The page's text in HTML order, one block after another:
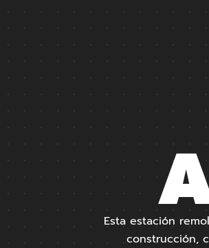
Esta estación
construcción,